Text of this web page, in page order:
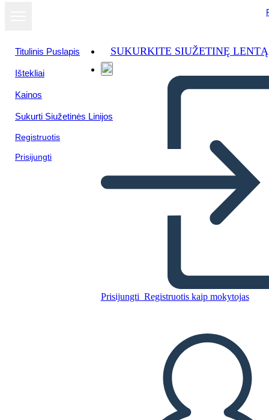
Titulinis Puslapis
Ištekliai
Kainos
Sukurti Siužetinės Linijos
Registruotis
Prisijungti
SUKURKITE SIUŽETINĘ LENTĄ
Prisijungti Registruotis kaip mokytojas
Catene, Allusioni
SUKURTI SIUŽETINĘ LENTĄ
PALEISTI SKAIDRIŲ DEMONSTRACIJĄ
SKAITYK MAN